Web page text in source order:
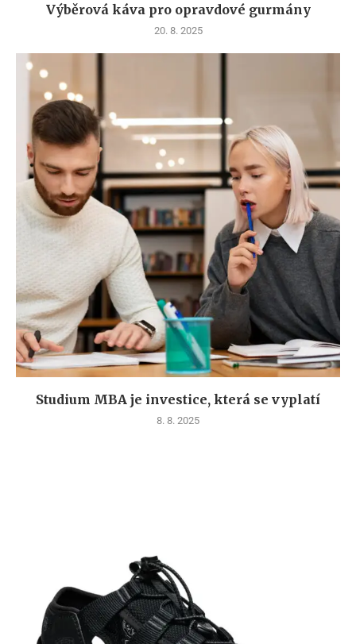
Výběrová káva pro opravdové gurmány
20. 8. 2025
Studium MBA je investice, která se vyplatí
8. 8. 2025